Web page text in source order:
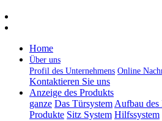
Home
Über uns
Profil des Unternehmens Online
Kontaktieren Sie uns
Anzeige des Produkts
ganze Das Türsystem Aufbau des
Produkte Sitz System Hilfssystem